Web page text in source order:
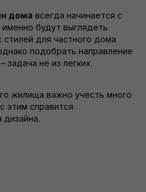
дома всегда начинается с
будут выглядеть
для частного дома
подобрать направление
задача не из легких.
жилища важно учесть много
этим справится
дизайна.